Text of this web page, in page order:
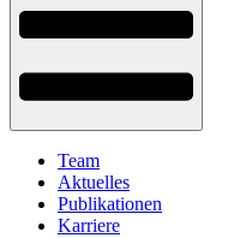
Team
Aktuelles
Publikationen
Karriere